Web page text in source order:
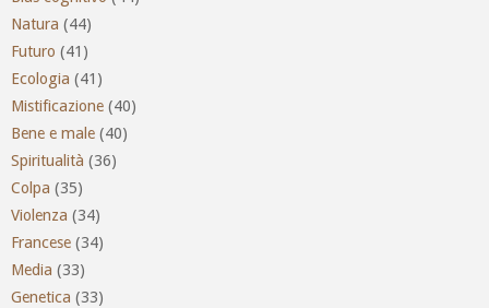
Natura (44)
Futuro (41)
Ecologia (41)
Mistificazione (40)
Bene e male (40)
Spiritualità (36)
Colpa (35)
Violenza (34)
Francese (34)
Media (33)
Genetica (33)